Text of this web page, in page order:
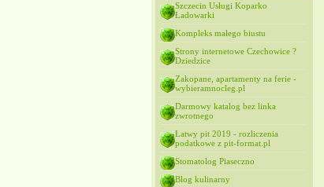
Szczecin Usługi Koparko
Ładowarki
Kompleks małego biustu
Strony internetowe Czechowice ?
Dziedzice
Zakopane, apartamenty na ferie -
wybieramnocleg.pl
Darmowy katalog bez linka
zwrotnego
Łatwy pit 2019 - rozliczenia
podatkowe z pit-format.pl
Stomatolog Piaseczno
Blog kulinarny